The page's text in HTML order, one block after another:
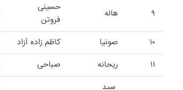
۹ هاله
حسینی
فروتن
۱۰ صونیا کاظم زاده آزاد
۱۱
ریحانه صباحی
سید